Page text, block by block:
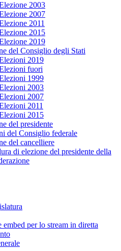
2003
2007
2011
2015
2019
del Consiglio degli Stati
2019
fuori
1999
2003
2007
2011
2015
del presidente
del Consiglio federale
del cancelliere
di elezione del presidente della
embed per lo stream in diretta